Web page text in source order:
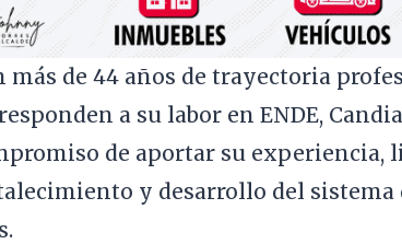
más de 44 años de trayectoria
a su labor en ENDE,
de aportar su experiencia,
y desarrollo del